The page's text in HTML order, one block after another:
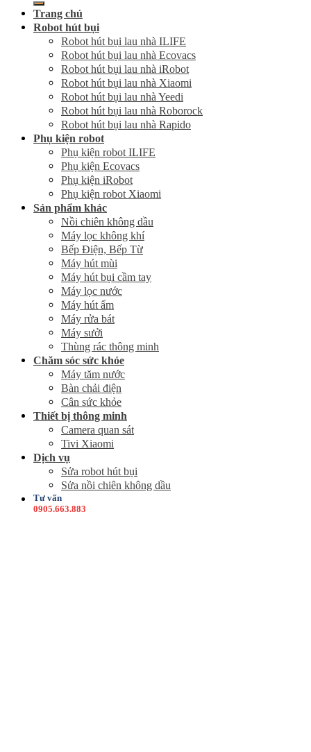
Trang chủ
Robot hút bụi
Robot hút bụi lau nhà ILIFE
Robot hút bụi lau nhà Ecovacs
Robot hút bụi lau nhà iRobot
Robot hút bụi lau nhà Xiaomi
Robot hút bụi lau nhà Yeedi
Robot hút bụi lau nhà Roborock
Robot hút bụi lau nhà Rapido
Phụ kiện robot
Phụ kiện robot ILIFE
Phụ kiện Ecovacs
Phụ kiện iRobot
Phụ kiện robot Xiaomi
Sản phẩm khác
Nồi chiên không dầu
Máy lọc không khí
Bếp Điện, Bếp Từ
Máy hút mùi
Máy hút bụi cầm tay
Máy lọc nước
Máy hút ẩm
Máy rửa bát
Máy sưởi
Thùng rác thông minh
Chăm sóc sức khỏe
Máy tăm nước
Bàn chải điện
Cân sức khỏe
Thiết bị thông minh
Camera quan sát
Tivi Xiaomi
Dịch vụ
Sửa robot hút bụi
Sửa nồi chiên không dầu
Tư vấn
0905.663.883